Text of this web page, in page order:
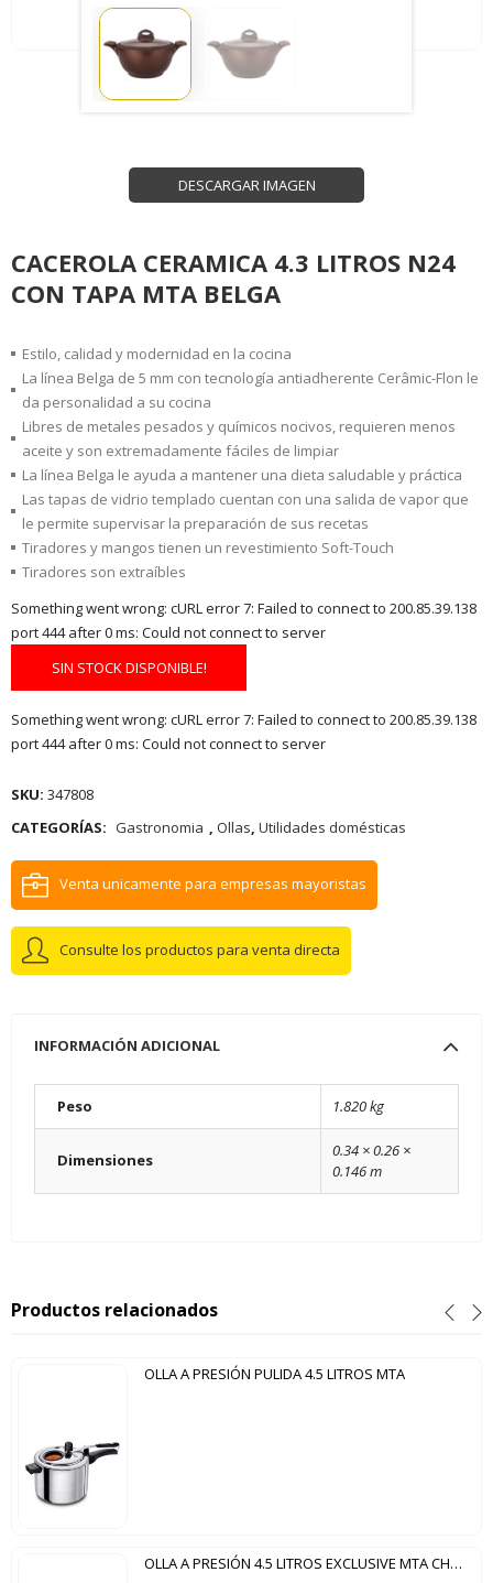
DESCARGAR IMAGEN
CACEROLA CERAMICA 4.3 LITROS N24
CON TAPA MTA BELGA
Estilo, calidad y modernidad en la cocina
La línea Belga de 5 mm con tecnología antiadherente Cerâmic-Flon le
da personalidad a su cocina
Libres de metales pesados ​​y químicos nocivos, requieren menos
aceite y son extremadamente fáciles de limpiar
La línea Belga le ayuda a mantener una dieta saludable y práctica
Las tapas de vidrio templado cuentan con una salida de vapor que
le permite supervisar la preparación de sus recetas
Tiradores y mangos tienen un revestimiento Soft-Touch
Tiradores son extraíbles
Something went wrong: cURL error 7: Failed to connect to 200.85.39.138
port 444 after 0 ms: Could not connect to server
SIN STOCK DISPONIBLE!
Something went wrong: cURL error 7: Failed to connect to 200.85.39.138
port 444 after 0 ms: Could not connect to server
SKU: 347808
CATEGORÍAS: Gastronomia , Ollas, Utilidades domésticas
Venta unicamente para empresas mayoristas
Consulte los productos para venta directa
INFORMACIÓN ADICIONAL
Peso 1.820 kg
Dimensiones
0.34 × 0.26 ×
0.146 m
Productos relacionados
OLLA A PRESIÓN PULIDA 4.5 LITROS MTA
OLLA A PRESIÓN 4.5 LITROS EXCLUSIVE MTA CHERRY